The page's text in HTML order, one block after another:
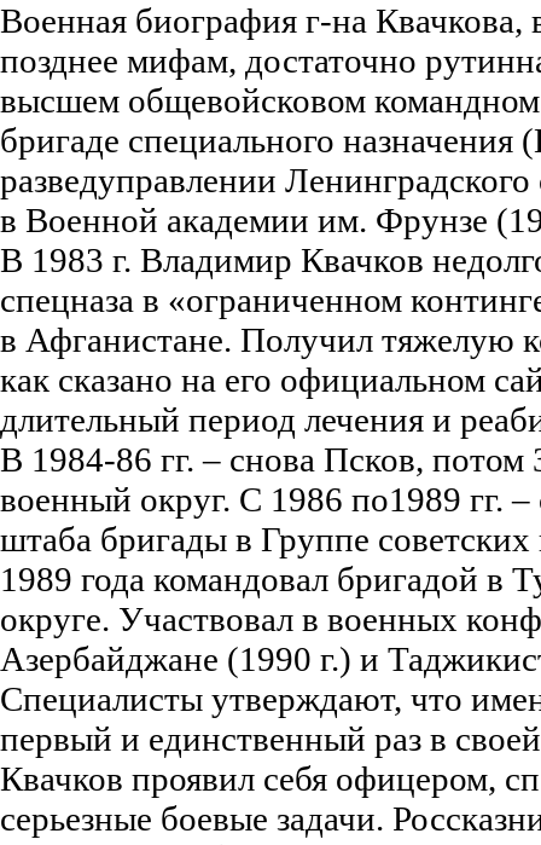
Военная биография г-на
позднее мифам, достаточно
высшем общевойсковом
бригаде специального назначения
разведуправлении Ленинградского
в Военной академии им. Фрунзе
В 1983 г. Владимир Квачков
спецназа в «ограниченном
в Афганистане. Получил тяжелую
как сказано на его официальном
длительный период лечения и
В 1984-86 гг. – снова Псков, потом
военный округ. С 1986 по1989 гг.
штаба бригады в Группе
1989 года командовал бригадой в
округе. Участвовал в военных
Азербайджане (1990 г.) и
Специалисты утверждают, что
первый и единственный раз в
Квачков проявил себя офицером,
серьезные боевые задачи.